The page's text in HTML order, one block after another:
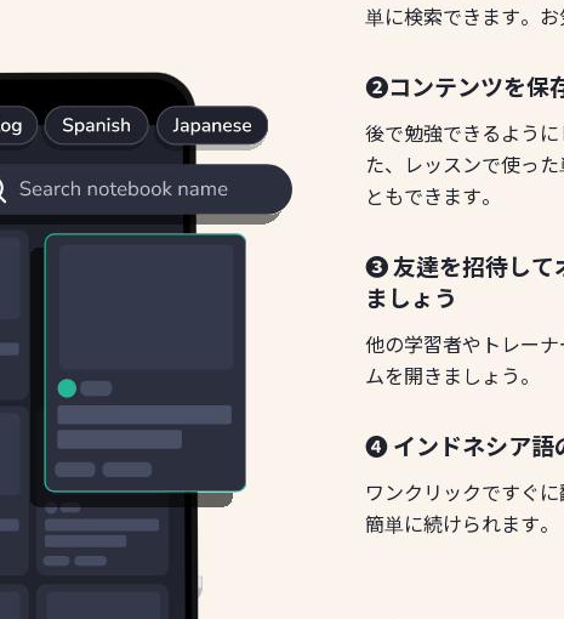
単に検索できます。
❷コンテンツを保
後で勉強できるよう
た、レッスンで使っ
ともできます。
❸ 友達を招待して
ましょう
他の学習者やトレー
ムを開きましょう。
❹ インドネシア語
ワンクリックですぐ
簡単に続けられます。